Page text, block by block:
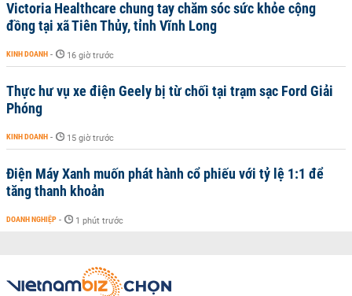
Victoria Healthcare chung tay chăm sóc sức khỏe cộng
đồng tại xã Tiên Thủy, tỉnh Vĩnh Long
KINH DOANH - 16 giờ trước
Thực hư vụ xe điện Geely bị từ chối tại trạm sạc Ford Giải
Phóng
KINH DOANH - 15 giờ trước
Điện Máy Xanh muốn phát hành cổ phiếu với tỷ lệ 1:1 để
tăng thanh khoản
DOANH NGHIỆP - 1 phút trước